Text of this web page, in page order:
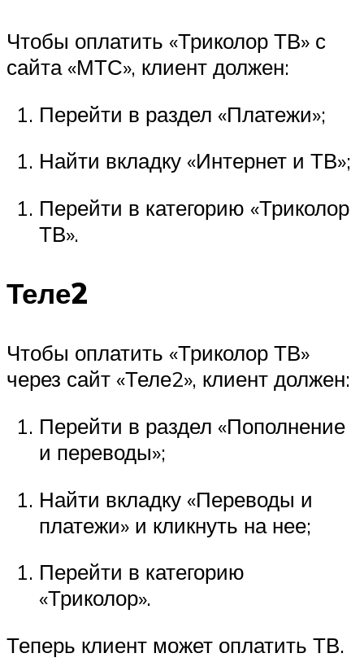
Чтобы оплатить «Триколор ТВ» с
сайта «МТС», клиент должен:
Перейти в раздел «Платежи»;
Найти вкладку «Интернет и ТВ»;
Перейти в категорию «Триколор
ТВ».
Теле2
Чтобы оплатить «Триколор ТВ»
через сайт «Теле2», клиент должен:
Перейти в раздел «Пополнение
и переводы»;
Найти вкладку «Переводы и
платежи» и кликнуть на нее;
Перейти в категорию
«Триколор».
Теперь клиент может оплатить ТВ.